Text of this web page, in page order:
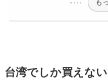
も
台湾でしか買えな